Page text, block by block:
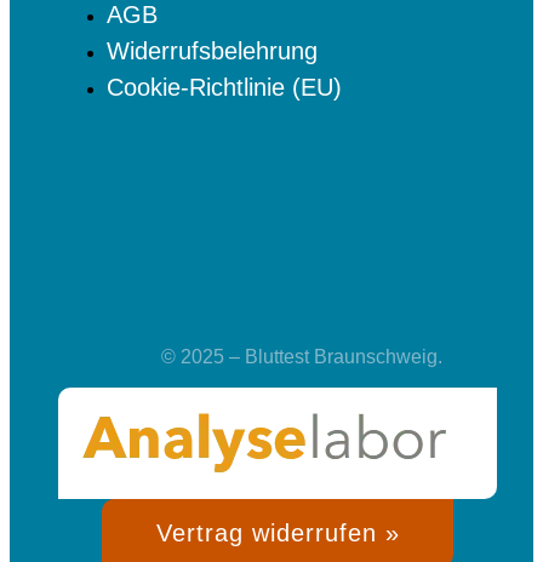
AGB
Widerrufsbelehrung
Cookie-Richtlinie (EU)
© 2025 – Bluttest Braunschweig.
Vertrag widerrufen »